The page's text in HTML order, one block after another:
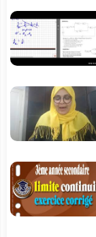
3:53
5:28
5:55